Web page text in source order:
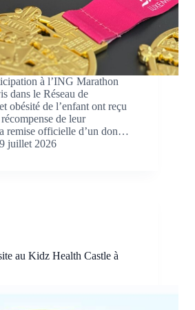
à l’ING Marathon
dans le Réseau de
obésité de l’enfant ont reçu
de leur
remise officielle d’un don…
9 juillet 2026
au Kidz Health Castle à